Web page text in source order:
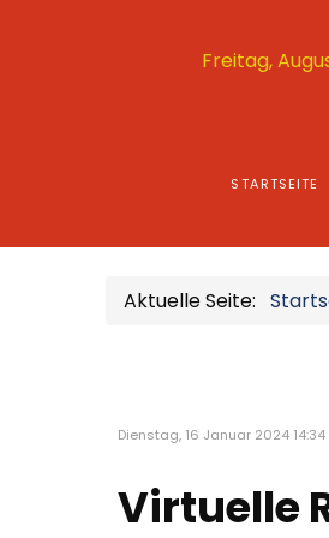
Freitag,
STARTSEITE
Aktuelle Seite:
Dienstag, 16 Januar 2024 14:34
Virtuelle